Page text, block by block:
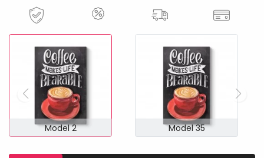
Model 2 Model 35